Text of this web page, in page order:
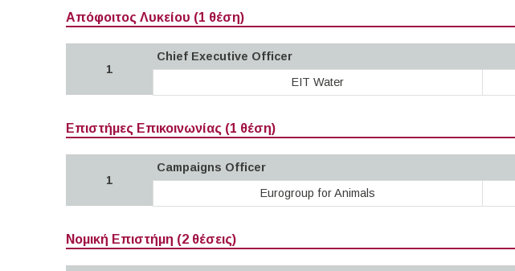
Απόφοιτος Λυκείου (1 θέση)
1
Chief Executive Officer
EIT Water
Επιστήμες Επικοινωνίας (1 θέση)
1
Campaigns Officer
Eurogroup for Animals
Νομική Επιστήμη (2 θέσεις)